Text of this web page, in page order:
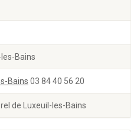
Bains
Bains 03 84 40 56 20
de Luxeuil-les-Bains